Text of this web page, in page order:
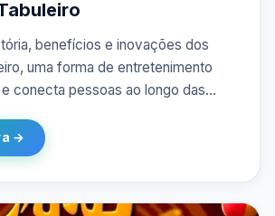
benefícios e inovações dos
uma forma de entretenimento
conecta pessoas ao longo das
→